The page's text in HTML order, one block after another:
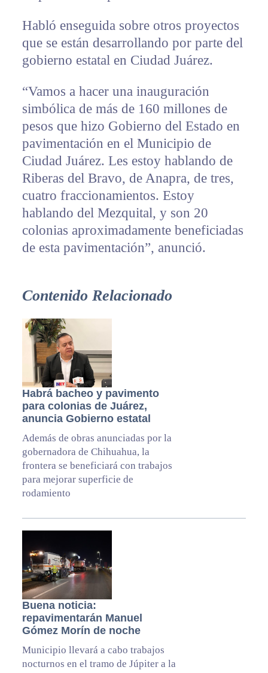
Habló enseguida sobre otros proyectos
que se están desarrollando por parte del
gobierno estatal en Ciudad Juárez.
“Vamos a hacer una inauguración
simbólica de más de 160 millones de
pesos que hizo Gobierno del Estado en
pavimentación en el Municipio de
Ciudad Juárez. Les estoy hablando de
Riberas del Bravo, de Anapra, de tres,
cuatro fraccionamientos. Estoy
hablando del Mezquital, y son 20
colonias aproximadamente beneficiadas
de esta pavimentación”, anunció.
Contenido Relacionado
Habrá bacheo y pavimento
para colonias de Juárez,
anuncia Gobierno estatal
Además de obras anunciadas por la
gobernadora de Chihuahua, la
frontera se beneficiará con trabajos
para mejorar superficie de
rodamiento
Buena noticia:
repavimentarán Manuel
Gómez Morín de noche
Municipio llevará a cabo trabajos
nocturnos en el tramo de Júpiter a la